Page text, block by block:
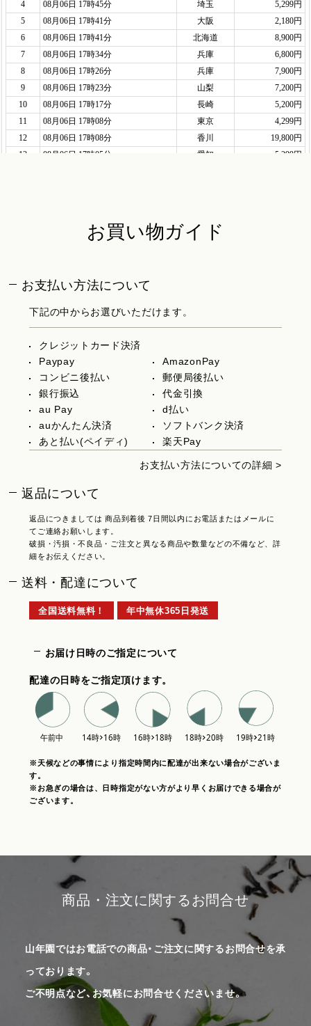
お買い物ガイド
お支払い方法について
下記の中からお選びいただけます。
クレジットカード決済
Paypay
AmazonPay
コンビニ後払い
郵便局後払い
銀行振込
代金引換
au Pay
d払い
auかんたん決済
ソフトバンク決済
あと払い(ペイディ)
楽天Pay
お支払い方法についての詳細 >
返品について
返品につきましては 商品到着後 7日間以内にお電話またはメールに
てご連絡お願いします。
破損・汚損・不良品・ご注文と異なる商品や数量などの不備など、詳
細をお伝えください。
送料・配達について
全国送料無料！ 年中無休365日発送
お届け日時のご指定について
配達の日時をご指定頂けます。
※天候などの事情により指定時間内に配達が出来ない場合がございま
す。
※お急ぎの場合は、日時指定がない方がより早くお届けできる場合が
ございます。
商品・注文に関するお問合せ
山年園ではお電話での商品・ご注文に関するお問合せを承
っております。
ご不明点など、お気軽にお問合せくださいませ。